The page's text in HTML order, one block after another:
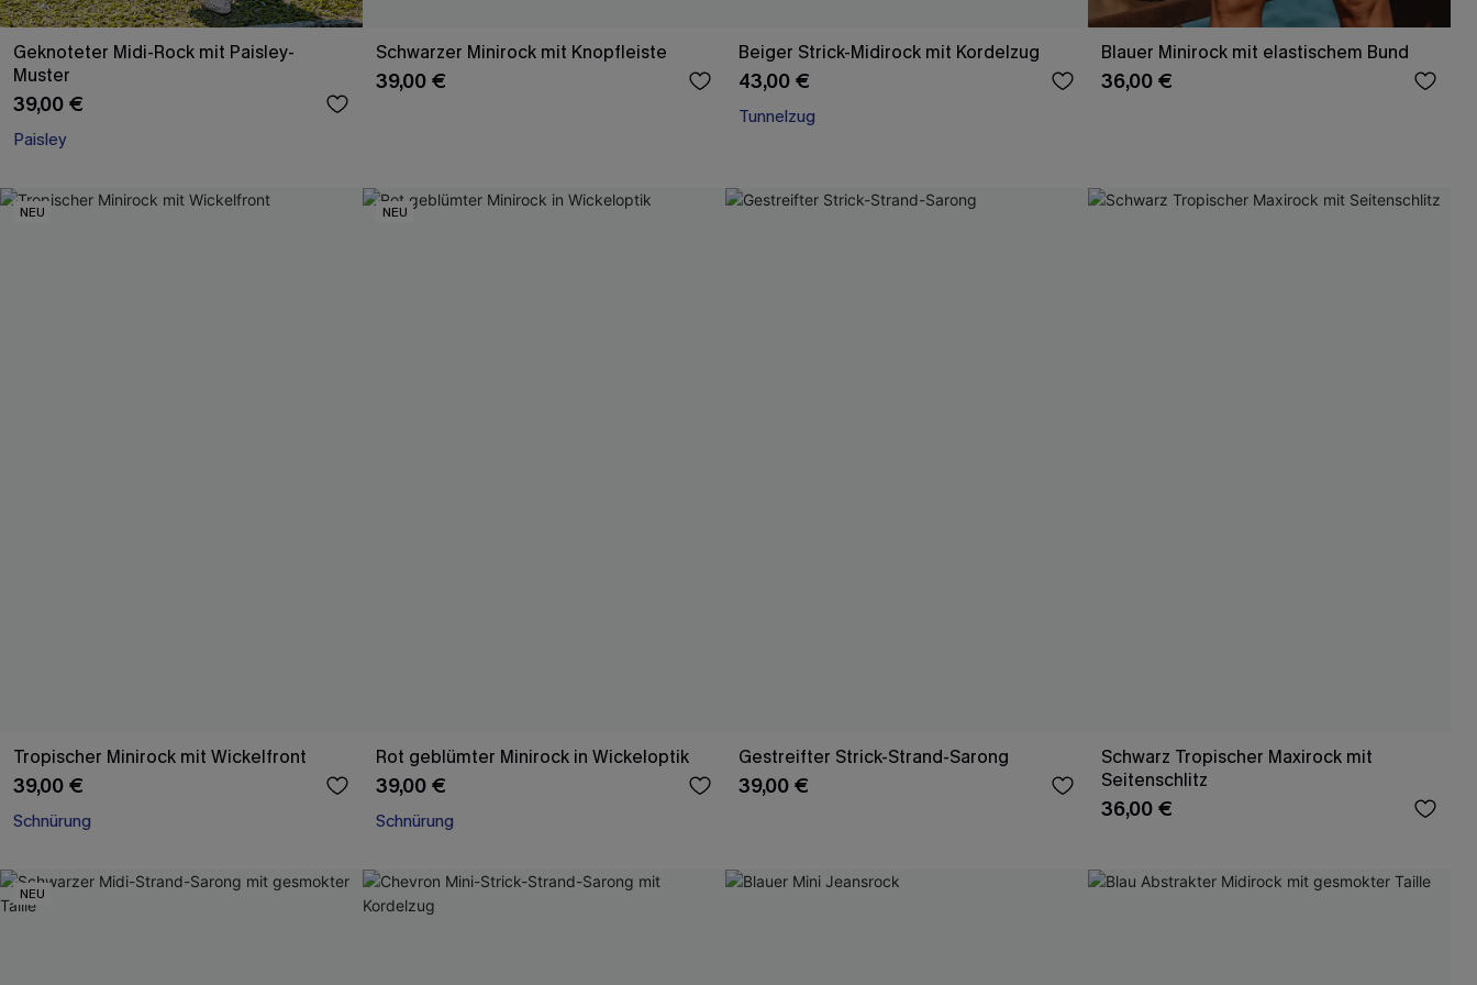
Geknoteter Midi-Rock mit Paisley-
Muster
39,00 €
Paisley
Schwarzer Minirock mit Knopfleiste
39,00 €
Beiger Strick-Midirock mit Kordelzug
43,00 €
Tunnelzug
Blauer Minirock mit elastischem Bund
36,00 €
NEU
Tropischer Minirock mit Wickelfront
39,00 €
Schnürung
NEU
Rot geblümter Minirock in Wickeloptik
39,00 €
Schnürung
Gestreifter Strick-Strand-Sarong
39,00 €
Schwarz Tropischer Maxirock mit
Seitenschlitz
36,00 €
NEU